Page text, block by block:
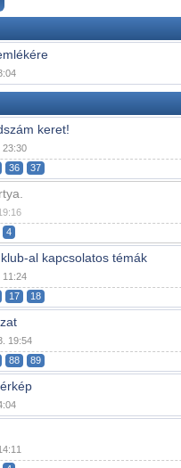
keret!
23:30
36 37
4
al kapcsolatos témák
11:24
17 18
19:54
88 89